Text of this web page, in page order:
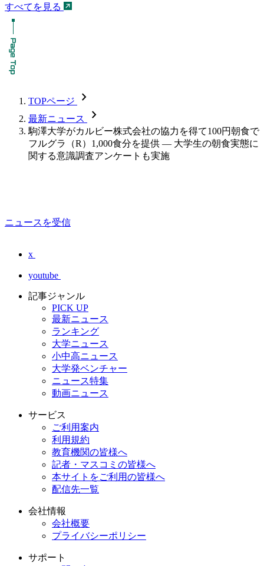
すべてを見る
TOPページ chevron_forward
最新ニュース chevron_forward
駒澤大学がカルビー株式会社の協力を得て100円朝食で
フルグラ（R）1,000食分を提供 — 大学生の朝食実態に
関する意識調査アンケートも実施
ニュースを受信
x
youtube
記事ジャンル
PICK UP
最新ニュース
ランキング
大学ニュース
小中高ニュース
大学発ベンチャー
ニュース特集
動画ニュース
サービス
ご利用案内
利用規約
教育機関の皆様へ
記者・マスコミの皆様へ
本サイトをご利用の皆様へ
配信先一覧
会社情報
会社概要
プライバシーポリシー
サポート